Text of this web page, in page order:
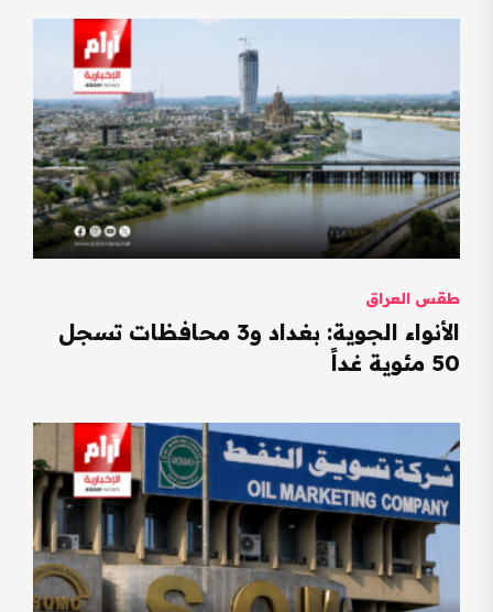
طقس العراق
الأنواء الجوية: بغداد و3 محافظات تسجل
50 مئوية غداً